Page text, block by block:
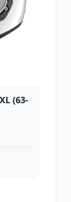
(63-